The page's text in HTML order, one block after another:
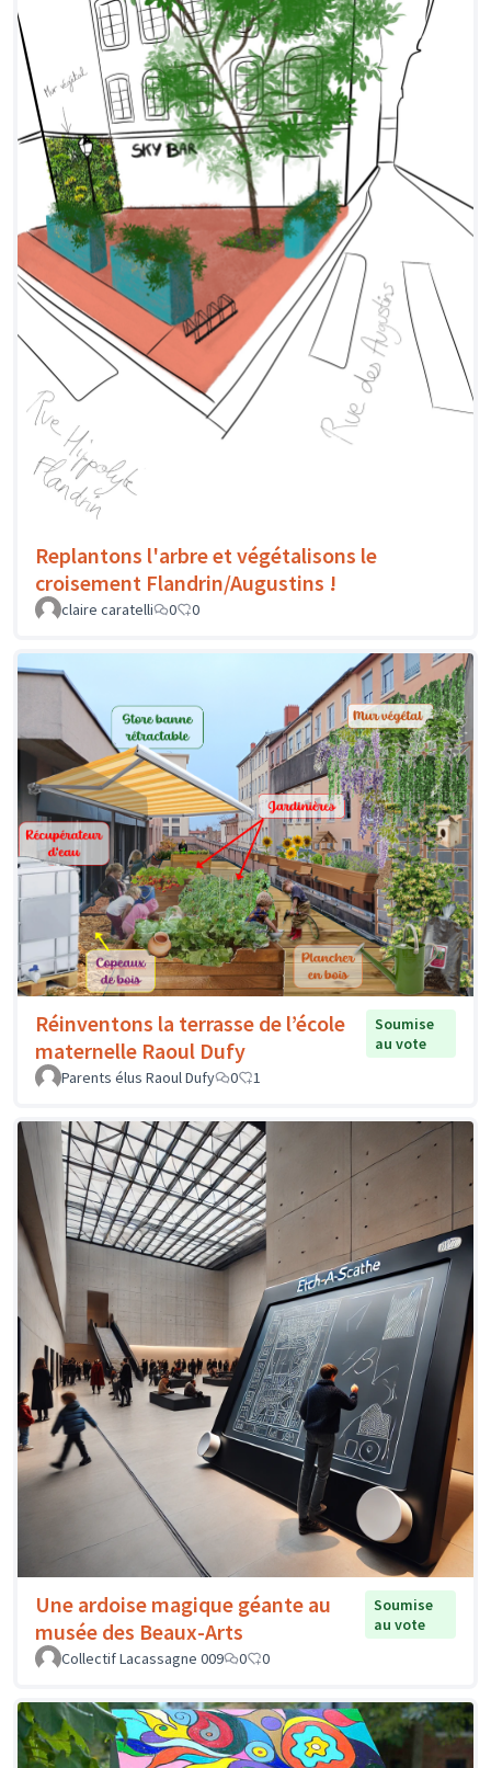
Replantons l'arbre et végétalisons le
croisement Flandrin/Augustins !
claire caratelli 0 0
Réinventons la terrasse de l’école
maternelle Raoul Dufy
Soumise
au vote
Parents élus Raoul Dufy
0 1
Une ardoise magique géante au
musée des Beaux-Arts
Soumise
au vote
Collectif Lacassagne 009
0 0